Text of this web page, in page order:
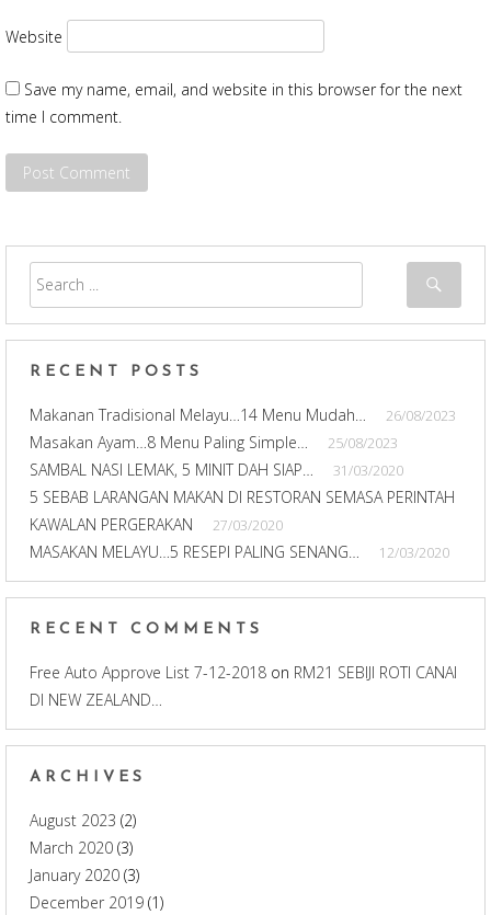
Website
Save my name, email, and website in this browser for the next
time I comment.
RECENT POSTS
Makanan Tradisional Melayu…14 Menu Mudah… 26/08/2023
Masakan Ayam…8 Menu Paling Simple… 25/08/2023
SAMBAL NASI LEMAK, 5 MINIT DAH SIAP… 31/03/2020
5 SEBAB LARANGAN MAKAN DI RESTORAN SEMASA PERINTAH
KAWALAN PERGERAKAN
27/03/2020
MASAKAN MELAYU…5 RESEPI PALING SENANG… 12/03/2020
RECENT COMMENTS
Free Auto Approve List 7-12-2018 on RM21 SEBIJI ROTI CANAI
DI NEW ZEALAND…
ARCHIVES
August 2023 (2)
March 2020 (3)
January 2020 (3)
December 2019 (1)